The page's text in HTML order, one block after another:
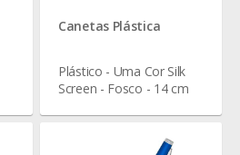
Canetas Plástica
Plástico - Uma Cor Silk
Screen - Fosco - 14 cm